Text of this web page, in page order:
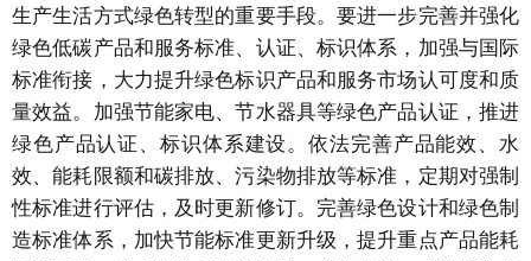
生产生活方式绿色转型的重要手段。要进一步完善并强化
绿色低碳产品和服务标准、认证、标识体系，加强与国际
标准衔接，大力提升绿色标识产品和服务市场认可度和质
量效益。加强节能家电、节水器具等绿色产品认证，推进
绿色产品认证、标识体系建设。依法完善产品能效、水
效、能耗限额和碳排放、污染物排放等标准，定期对强制
性标准进行评估，及时更新修订。完善绿色设计和绿色制
造标准体系，加快节能标准更新升级，提升重点产品能耗